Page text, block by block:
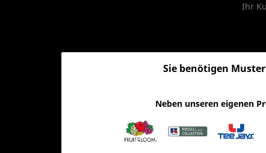
Ihr
Sie benötigen
Neben unseren eigenen